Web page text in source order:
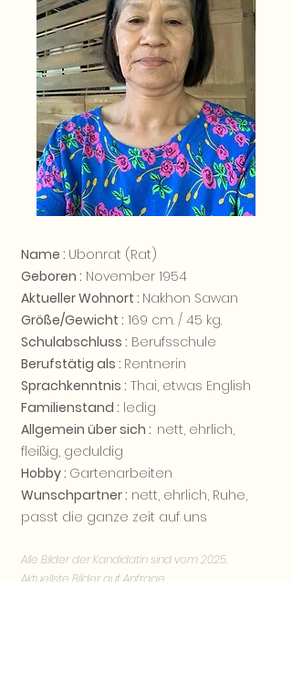
Name : Ubonrat (Rat)
Geboren : November 1954
Aktueller Wohnort : Nakhon Sawan
Größe/Gewicht : 169 cm. / 45 kg.
Schulabschluss : Berufsschule
Berufstätig als : Rentnerin
Sprachkenntnis : Thai, etwas English
Familienstand : ledig
Allgemein über sich : nett, ehrlich,
fleißig, geduldig
Hobby : Gartenarbeiten
Wunschpartner : nett, ehrlich, Ruhe,
passt die ganze zeit auf uns
Alle Bilder der Kandidatin sind vom 2025.
Aktuellste Bilder auf Anfrage.